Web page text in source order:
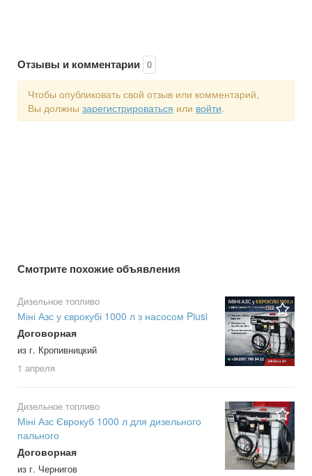
Отзывы и комментарии 0
Чтобы опубликовать свой отзыв или комментарий,
Вы должны зарегистрироваться или войти.
Смотрите похожие объявления
Дизельное топливо
Міні Азс у єврокубі 1000 л з насосом Piusi
Договорная
из г. Кропивницкий
1 апреля
Дизельное топливо
Міні Азс Єврокуб 1000 л для дизельного
пального
Договорная
из г. Чернигов